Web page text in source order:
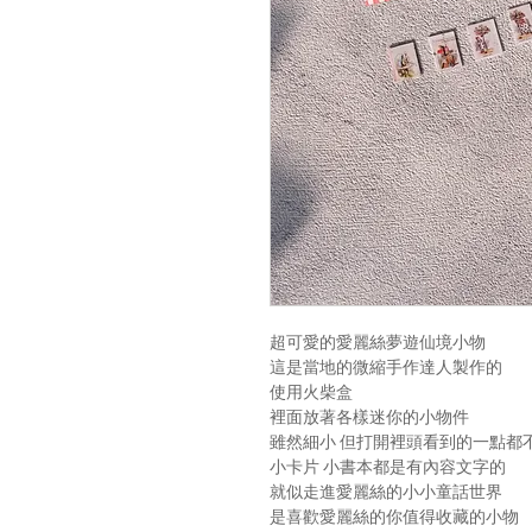
超可愛的愛麗絲夢遊仙境小物
這是當地的微縮手作達人製作的
使用火柴盒
裡面放著各樣迷你的小物件
雖然細小 但打開裡頭看到的一點都
小卡片 小書本都是有內容文字的
就似走進愛麗絲的小小童話世界
是喜歡愛麗絲的你值得收藏的小物